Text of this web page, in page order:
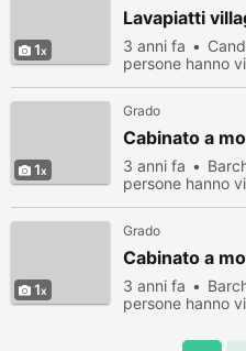
1
Lavapiatti
3 anni fa
persone hanno
1
Grado
Cabinato a
3 anni fa
persone hanno
1
Grado
Cabinato a
3 anni fa
persone hanno